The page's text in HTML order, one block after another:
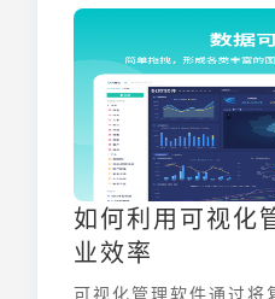
额，将它们划分为四种
牛产品、问题产品和
立，旨在帮助企业更好
规划，从而优化整体
力。波士顿矩阵制作是
重要内容。
如何利用可视化
业效率
可视化管理软件通过将